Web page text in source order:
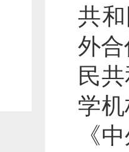
共
外
民
学
《